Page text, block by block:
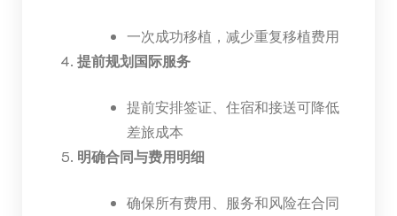
一次成功移植，减少重复移植费用
提前规划国际服务
提前安排签证、住宿和接送可降低
差旅成本
明确合同与费用明细
确保所有费用、服务和风险在合同